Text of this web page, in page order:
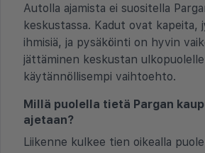
Autolla ajamista ei suositella
keskustassa. Kadut ovat kapeita,
ihmisiä, ja pysäköinti on hyvin
jättäminen keskustan
käytännöllisempi vaihtoehto.
Millä puolella tietä Pargan
ajetaan?
Liikenne kulkee tien oikealla